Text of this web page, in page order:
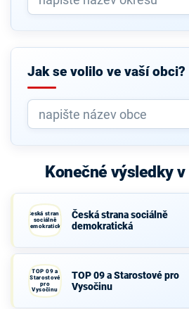
Jak se volilo ve vaší obci?
Konečné výsledky
Česká strana
sociálně
demokratická
Česká strana sociálně
demokratická
TOP 09 a
Starostové
pro
Vysočinu
TOP 09 a Starostové pro
Vysočinu